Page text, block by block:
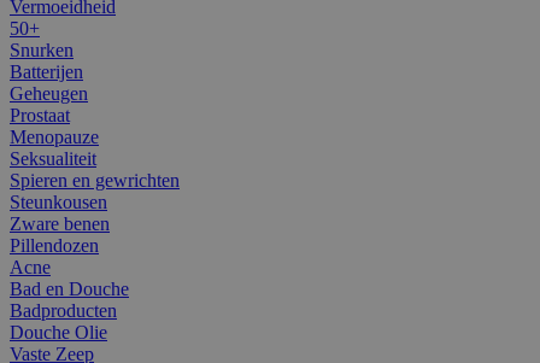
Vermoeidheid
50+
Snurken
Batterijen
Geheugen
Prostaat
Menopauze
Seksualiteit
Spieren en gewrichten
Steunkousen
Zware benen
Pillendozen
Acne
Bad en Douche
Badproducten
Douche Olie
Vaste Zeep